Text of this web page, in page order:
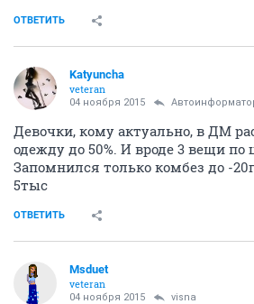
ОТВЕТИТЬ
Katyuncha
veteran
04 ноября 2015
Девочки, кому актуально, в ДМ
одежду до 50%. И вроде 3 вещи по
Запомнился только комбез до -
5тыс
ОТВЕТИТЬ
Msduet
veteran
04 ноября 2015 visna